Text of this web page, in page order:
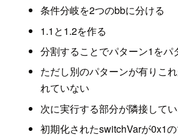
条件分岐を2つのbbに分ける
1.1と1.2を作る
分割することでパターン1をパ
ただし別のパターンが有りこ
れていない
次に実行する部分が隣接して
初期化されたswitchVarが0x1